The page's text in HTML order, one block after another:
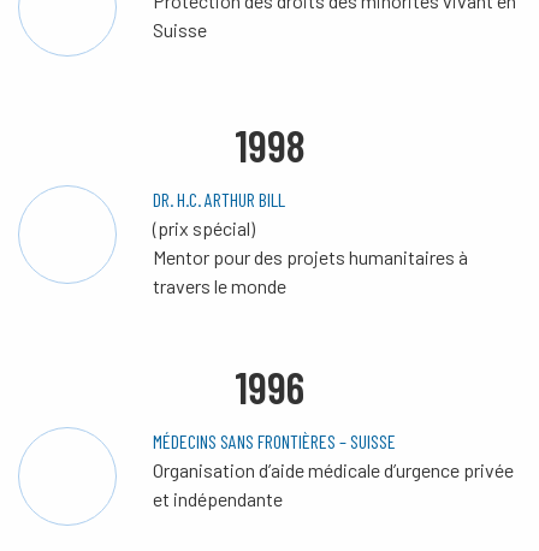
Suisse
1998
DR. H.C. ARTHUR BILL
(prix spécial)
Mentor pour des projets humanitaires à
travers le monde
1996
MÉDECINS SANS FRONTIÈRES – SUISSE
Organisation d’aide médicale d’urgence privée
et indépendante